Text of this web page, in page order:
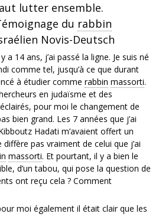
lutter ensemble.
du rabbin
Novis-Deutsch
a 14 ans, j’ai passé la ligne. Je suis né
comme tel, jusqu’à ce que durant
à étudier comme rabbin massorti.
en judaïsme et des
éclairés, pour moi le changement de
bien grand. Les 7 années que j’ai
Hadati m’avaient offert un
pas vraiment de celui que j’ai
massorti. Et pourtant, il y a bien le
d’un tabou, qui pose la question de
ont reçu cela ? Comment
moi également il était clair que les